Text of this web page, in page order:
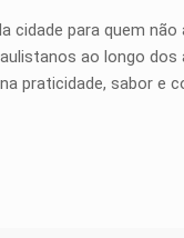
para quem
ao longo
praticidade, sabor e